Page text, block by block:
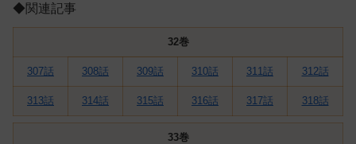
◆関連記事
32巻
307話 308話 309話 310話 311話 312話
313話 314話 315話 316話 317話 318話
33巻